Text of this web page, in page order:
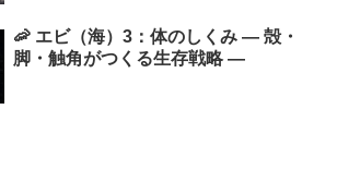
🦐 エビ（海）3：体のしくみ ― 殻・
脚・触角がつくる生存戦略 ―